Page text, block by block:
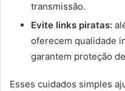
transmissão.
Evite links piratas:
oferecem qualidade
garantem proteção
Esses cuidados simples